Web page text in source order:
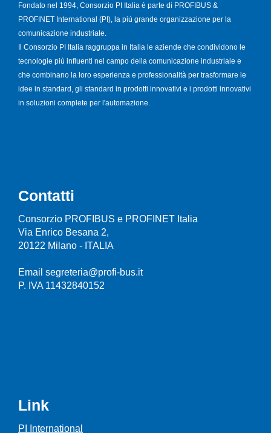
Fondato nel 1994, Consorzio PI Italia è parte di PROFIBUS &
PROFINET International (PI), la più grande organizzazione per la
comunicazione industriale.
Il Consorzio PI Italia raggruppa in Italia le aziende che condividono le
tecnologie più influenti nel campo della comunicazione industriale e
che combinano la loro esperienza e professionalità per trasformare le
idee in standard, gli standard in prodotti innovativi e i prodotti innovativi
in soluzioni complete per l'automazione.
Contatti
Consorzio PROFIBUS e PROFINET Italia
Via Enrico Besana 2,
20122 Milano - ITALIA
Email segreteria@profi-bus.it
P. IVA 11432840152
Link
PI International